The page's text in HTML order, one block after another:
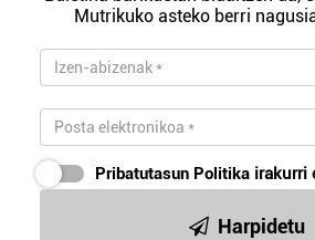
irakurriMutrikuko asteko berri
Pribatutasun Politika irakurri
Harpidetu